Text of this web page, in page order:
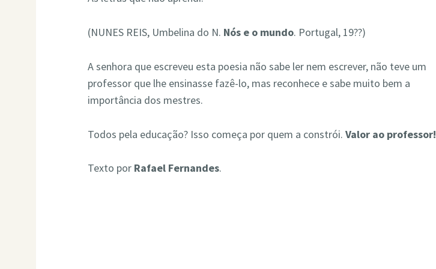
(NUNES REIS, Umbelina do N. Nós e o mundo. Portugal, 19??)
A senhora que escreveu esta poesia não sabe ler nem escrever, não teve um
professor que lhe ensinasse fazê-lo, mas reconhece e sabe muito bem a
importância dos mestres.
Todos pela educação? Isso começa por quem a constrói.Valor ao professor!
Texto por Rafael Fernandes.